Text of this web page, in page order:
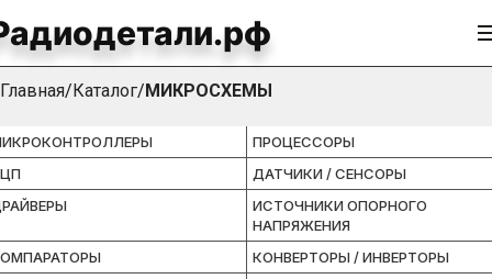
МИКРОСХЕМЫ
Главная Каталог МИКРОСХЕМЫ
ПРОЦЕССОРЫ
ДАТЧИКИ / СЕНСОРЫ
ИСТОЧНИКИ ОПОРНОГО
НАПРЯЖЕНИЯ
КОНВЕРТОРЫ / ИНВЕРТОРЫ